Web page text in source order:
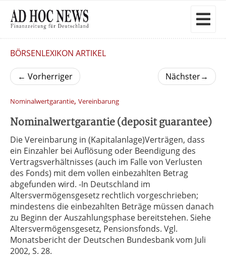
BÖRSENLEXIKON ARTIKEL
← Vorherriger Nächster→
Nominalwertgarantie, Vereinbarung
Nominalwertgarantie (deposit guarantee)
Die Vereinbarung in (Kapitalanlage)Verträgen, dass
ein Einzahler bei Auflösung oder Beendigung des
Vertragsverhältnisses (auch im Falle von Verlusten
des Fonds) mit dem vollen einbezahlten Betrag
abgefunden wird. -In Deutschland im
Altersvermögensgesetz rechtlich vorgeschrieben;
mindestens die einbezahlten Beträge müssen danach
zu Beginn der Auszahlungsphase bereitstehen. Siehe
Altersvermögensgesetz, Pensionsfonds. Vgl.
Monatsbericht der Deutschen Bundesbank vom Juli
2002, S. 28.